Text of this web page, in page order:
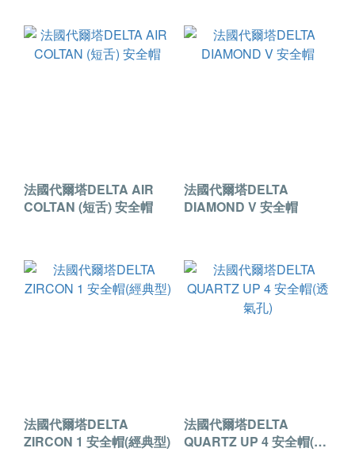
法國代爾塔DELTA AIR
COLTAN (短舌) 安全帽
法國代爾塔DELTA
DIAMOND V 安全帽
法國代爾塔DELTA
ZIRCON 1 安全帽(經典型)
法國代爾塔DELTA
QUARTZ UP 4 安全帽(透